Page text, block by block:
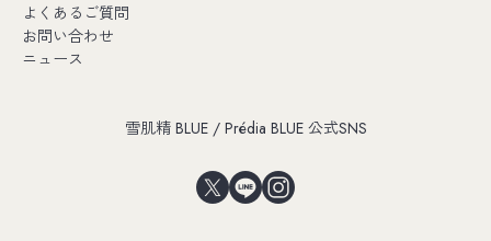
よくあるご質問
お問い合わせ
ニュース
雪肌精 BLUE / Prédia BLUE 公式SNS